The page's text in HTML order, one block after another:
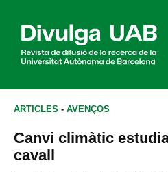
ARTICLES - AVENÇOS
Canvi climàtic
cavall